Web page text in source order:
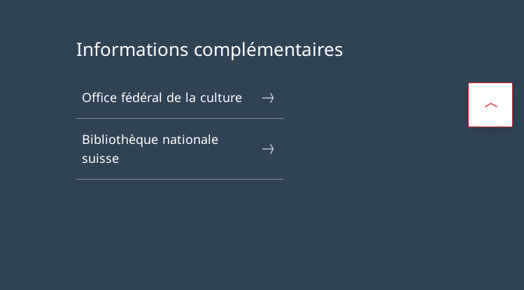
Informations complémentaires
Office fédéral de la culture
Bibliothèque nationale
suisse